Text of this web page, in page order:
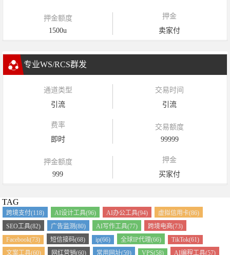
押金额度
1500u
押金
卖家付
专业WS/RCS群发
通道类型
引流
交易时间
引流
费率
即时
交易额度
99999
押金额度
999
押金
买家付
TAG
跨境支付(118) AI设计工具(96) AI办公工具(94)
虚拟信用卡(86)
SEO工具(82)
广告监测(80) AI写作工具(77)
跨境电商(73)
Facebook(73)
短信接码(68) ip(66) 全球IP代理(66)
TikTok(61)
文案工具(60)
网红营销(60) 常用网址(59) VPS(58) AI编程工具(57)